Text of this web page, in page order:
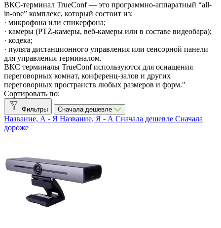
Товары со скидкой 2
Все производители
TrueConf Group H.323/SIP 18
TrueConf Kiosk 1
TrueConf Room 7
TrueConf Videobar 3
Максимальное разрешение
4K UHD (3840×2160) 3
Full HD (1920×1080) 21
Малая переговорная (до 6 чел.)
Средняя переговорная (до 12 чел.)
Большая переговорная (более 13 чел.)
Захват контента
ВКС-терминал TrueConf — это программно-аппаратный “all-
in-one” комплекс, который состоит из:
· микрофона или спикерфона;
· камеры (PTZ-камеры, веб-камеры или в составе видеобара);
· кодека;
· пульта дистанционного управления или сенсорной панели
для управления терминалом.
ВКС терминалы TrueConf используются для оснащения
переговорных комнат, конференц-залов и других
переговорных пространств любых размеров и форм."
Сортировать по:
Фильтры Сначала дешевле
Название, А - Я Название, Я - А Сначала дешевле Сначала
дороже